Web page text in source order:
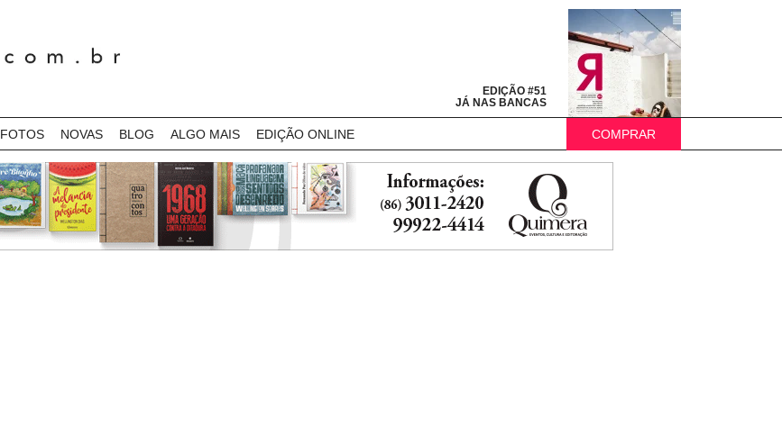
EDIÇÃO #51
JÁ NAS BANCAS
FOTOS NOVAS BLOG ALGO MAIS EDIÇÃO ONLINE COMPRAR